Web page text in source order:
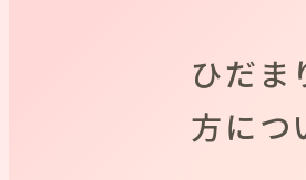
ひだま
方につ